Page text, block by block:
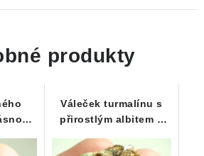
produkty
Váleček turmalínu s
přirostlým albitem a
muskovitem